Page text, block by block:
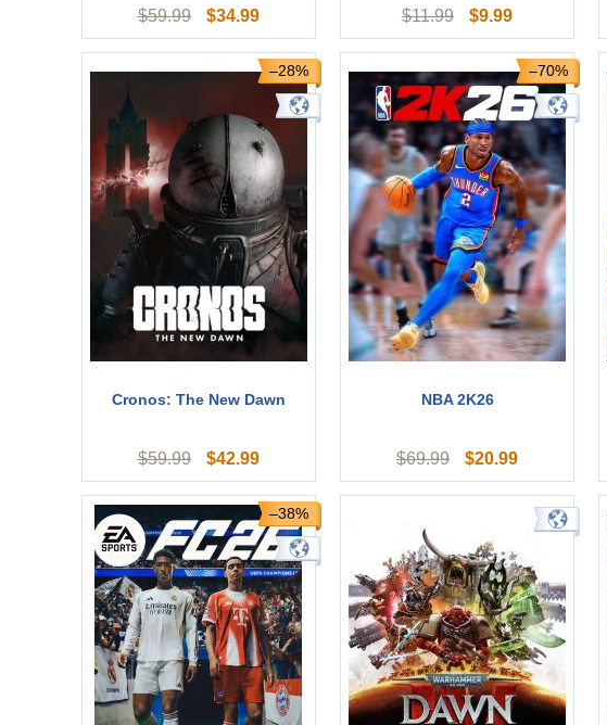
$59.99 $34.99 $11.99 $9.99
–28%
Cronos: The New Dawn
$59.99 $42.99
–70%
NBA 2K26
$69.99 $20.99
–38%